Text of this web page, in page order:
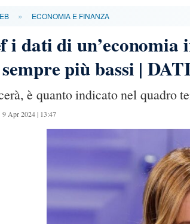
» ECONOMIA E FINANZA
i dati di
più bassi |
è quanto indicato nel quadro
9 Apr 2024 | 13:47